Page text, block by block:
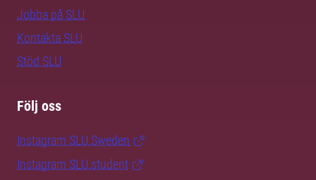
Jobba på SLU
Kontakta SLU
Stöd SLU
Följ oss
Instagram SLU.Sweden
Instagram SLU.student